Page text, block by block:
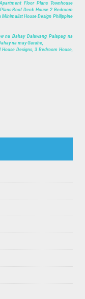
Floor Plans Townhouse
Roof Deck House 2 Bedroom
Minimalist House Design Philippine
na Bahay Dalawang Palapag na
na may Garahe,
Designs, 3 Bedroom House,